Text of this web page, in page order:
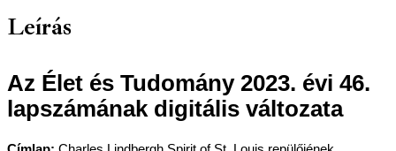
16.
mennyiség
Leírás
Az Élet és Tudomány 2023. évi 46.
lapszámának digitális változata